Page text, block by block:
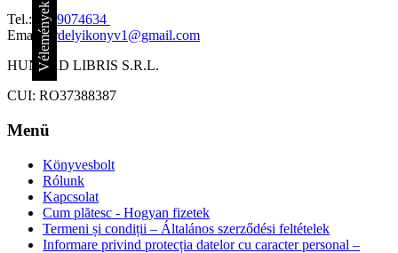
Tel.:
0759074634
Email:erdelyikonyv1@gmail.com
HUNYAD LIBRIS S.R.L.
CUI: RO37388387
Menü
Könyvesbolt
Rólunk
Kapcsolat
Cum plătesc - Hogyan fizetek
Termeni și condiții – Általános szerződési feltételek
Informare privind protecția datelor cu caracter personal –
Vélemények